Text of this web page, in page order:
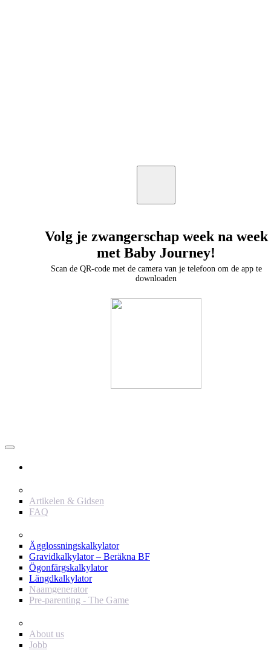
Volg je zwangerschap week na week
met Baby Journey!
Scan de QR-code met de camera van je telefoon om de app te
downloaden
Artikelen & Gidsen
FAQ
Ägglossningskalkylator
Gravidkalkylator – Beräkna BF
Ögonfärgskalkylator
Längdkalkylator
Naamgenerator
Pre-parenting - The Game
About us
Jobb